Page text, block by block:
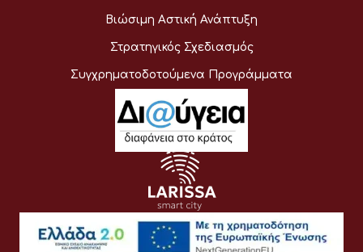
Βιώσιμη Αστική Ανάπτυξη
Στρατηγικός Σχεδιασμός
Συγχρηματοδοτούμενα Προγράμματα